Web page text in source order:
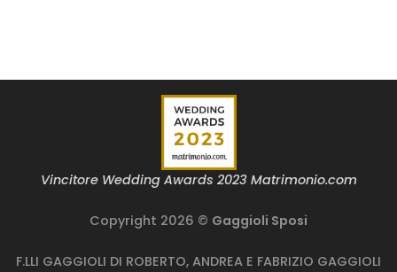
Vincitore Wedding Awards 2023 Matrimonio.com
Copyright 2026 © Gaggioli Sposi
F.LLI GAGGIOLI DI ROBERTO, ANDREA E FABRIZIO GAGGIOLI